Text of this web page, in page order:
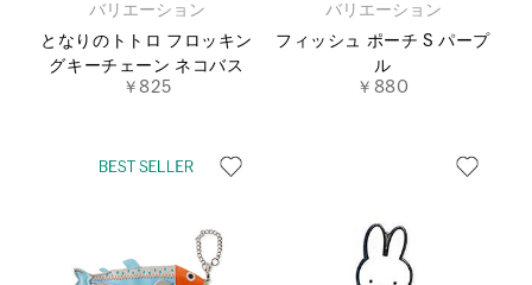
バリエーション
となりのトトロ フロッキン
グキーチェーン ネコバス
￥825
バリエーション
フィッシュ ポーチ S パープ
ル
￥880